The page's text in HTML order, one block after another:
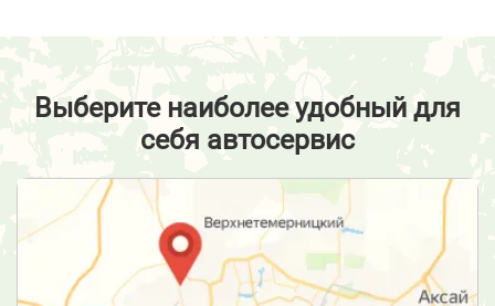
Выберите наиболее удобный для
себя автосервис